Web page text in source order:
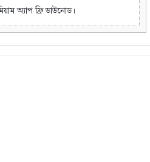
অ্যাপ ফ্রি ডাউনোড।